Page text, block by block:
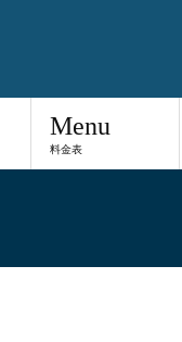
Menu
料金表